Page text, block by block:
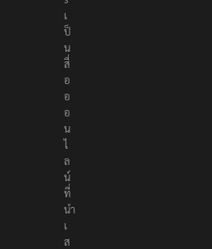
เ
ป็
น
สื่
อ
อ
อ
น
ไ
ล
น์
ที่
นำ
เ
ส